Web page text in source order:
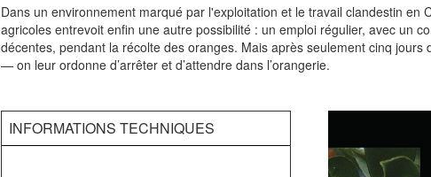
Dans un environnement marqué par l'exploitation et le travail clandestin en
agricoles entrevoit enfin une autre possibilité : un emploi régulier, avec un
décentes, pendant la récolte des oranges. Mais après seulement cinq jours
— on leur ordonne d’arrêter et d’attendre dans l’orangerie.
INFORMATIONS TECHNIQUES